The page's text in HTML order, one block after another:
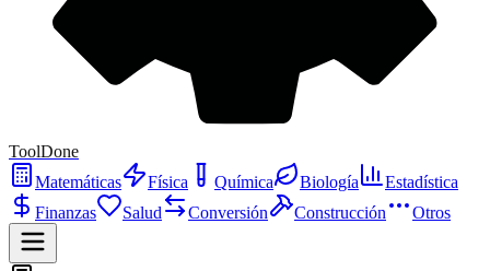
ToolDone
Matemáticas
Física Química Biología
Estadística
Finanzas
Salud Conversión Construcción Otros